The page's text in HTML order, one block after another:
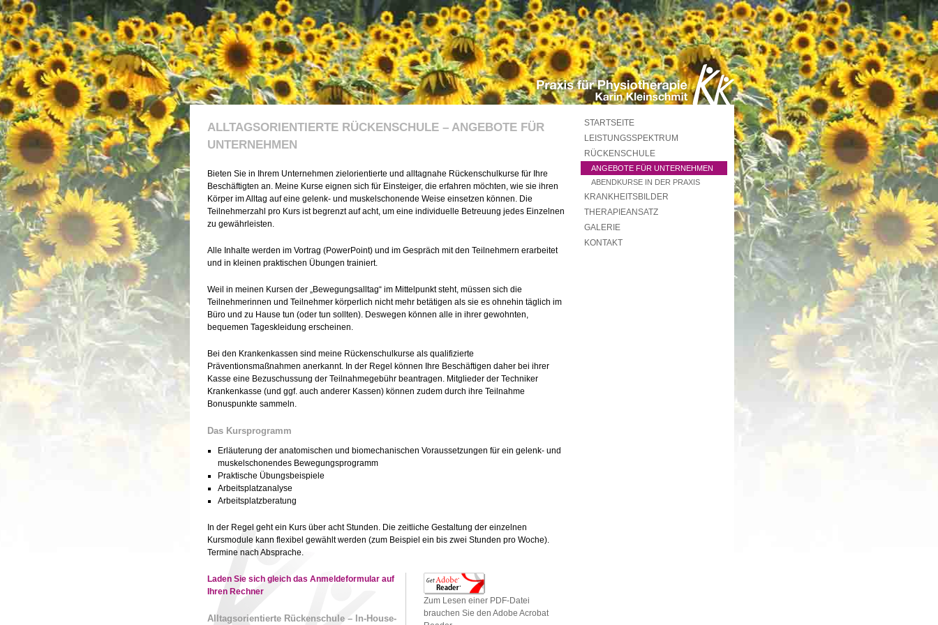
ALLTAGSORIENTIERTE RÜCKENSCHULE – ANGEBOTE FÜR
UNTERNEHMEN
Bieten Sie in Ihrem Unternehmen zielorientierte und alltagnahe Rückenschulkurse für Ihre
Beschäftigten an. Meine Kurse eignen sich für Einsteiger, die erfahren möchten, wie sie ihren
Körper im Alltag auf eine gelenk- und muskelschonende Weise einsetzen können. Die
Teilnehmerzahl pro Kurs ist begrenzt auf acht, um eine individuelle Betreuung jedes Einzelnen
zu gewährleisten.
Alle Inhalte werden im Vortrag (PowerPoint) und im Gespräch mit den Teilnehmern erarbeitet
und in kleinen praktischen Übungen trainiert.
Weil in meinen Kursen der „Bewegungsalltag“ im Mittelpunkt steht, müssen sich die
Teilnehmerinnen und Teilnehmer körperlich nicht mehr betätigen als sie es ohnehin täglich im
Büro und zu Hause tun (oder tun sollten). Deswegen können alle in ihrer gewohnten,
bequemen Tageskleidung erscheinen.
Bei den Krankenkassen sind meine Rückenschulkurse als qualifizierte
Präventionsmaßnahmen anerkannt. In der Regel können Ihre Beschäftigen daher bei ihrer
Kasse eine Bezuschussung der Teilnahmegebühr beantragen. Mitglieder der Techniker
Krankenkasse (und ggf. auch anderer Kassen) können zudem durch ihre Teilnahme
Bonuspunkte sammeln.
Das Kursprogramm
Erläuterung der anatomischen und biomechanischen Voraussetzungen für ein gelenk- und
muskelschonendes Bewegungsprogramm
Praktische Übungsbeispiele
Arbeitsplatzanalyse
Arbeitsplatzberatung
In der Regel geht ein Kurs über acht Stunden. Die zeitliche Gestaltung der einzelnen
Kursmodule kann flexibel gewählt werden (zum Beispiel ein bis zwei Stunden pro Woche).
Termine nach Absprache.
Zum Lesen einer PDF-Datei
brauchen Sie den Adobe Acrobat
Laden Sie sich gleich das Anmeldeformular auf
Ihren Rechner
Alltagsorientierte Rückenschule – In-House-
STARTSEITE
LEISTUNGSSPEKTRUM
RÜCKENSCHULE
ANGEBOTE FÜR UNTERNEHMEN
ABENDKURSE IN DER PRAXIS
KRANKHEITSBILDER
THERAPIEANSATZ
GALERIE
KONTAKT